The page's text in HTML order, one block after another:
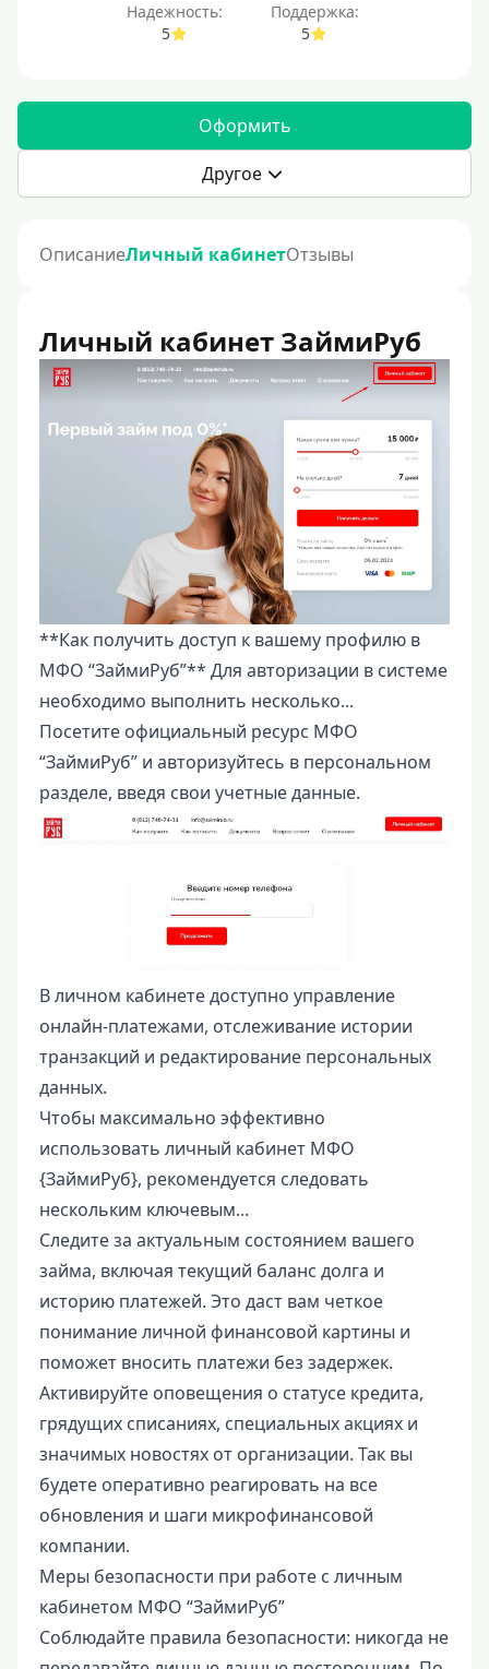
Надежность:
5
Поддержка:
5
Оформить
Другое
ОписаниеЛичный кабинетОтзывы
Личный кабинет ЗаймиРуб
**Как получить доступ к вашему профилю в
МФО “ЗаймиРуб”** Для авторизации в системе
необходимо выполнить несколько...
Посетите официальный ресурс МФО
“ЗаймиРуб” и авторизуйтесь в персональном
разделе, введя свои учетные данные.
В личном кабинете доступно управление
онлайн-платежами, отслеживание истории
транзакций и редактирование персональных
данных.
Чтобы максимально эффективно
использовать личный кабинет МФО
{ЗаймиРуб}, рекомендуется следовать
нескольким ключевым...
Следите за актуальным состоянием вашего
займа, включая текущий баланс долга и
историю платежей. Это даст вам четкое
понимание личной финансовой картины и
поможет вносить платежи без задержек.
Активируйте оповещения о статусе кредита,
грядущих списаниях, специальных акциях и
значимых новостях от организации. Так вы
будете оперативно реагировать на все
обновления и шаги микрофинансовой
компании.
Меры безопасности при работе с личным
кабинетом МФО “ЗаймиРуб”
Соблюдайте правила безопасности: никогда не